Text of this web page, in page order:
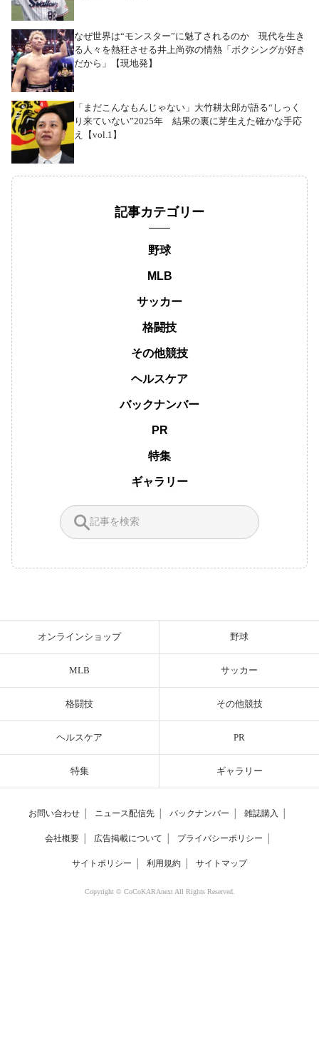
なぜ世界は“モンスター”に魅了されるのか 現代を生き
る人々を熱狂させる井上尚弥の情熱「ボクシングが好き
だから」【現地発】
「まだこんなもんじゃない」大竹耕太郎が語る“しっく
り来ていない”2025年 結果の裏に芽生えた確かな手応
え【vol.1】
記事カテゴリー
野球
MLB
サッカー
格闘技
その他競技
ヘルスケア
バックナンバー
PR
特集
ギャラリー
オンラインショップ 野球
MLB サッカー
格闘技 その他競技
ヘルスケア PR
特集 ギャラリー
お問い合わせ ニュース配信先 バックナンバー 雑誌購入
会社概要 広告掲載について プライバシーポリシー
サイトポリシー 利用規約 サイトマップ
Copyright © CoCoKARAnext All Rights Reserved.